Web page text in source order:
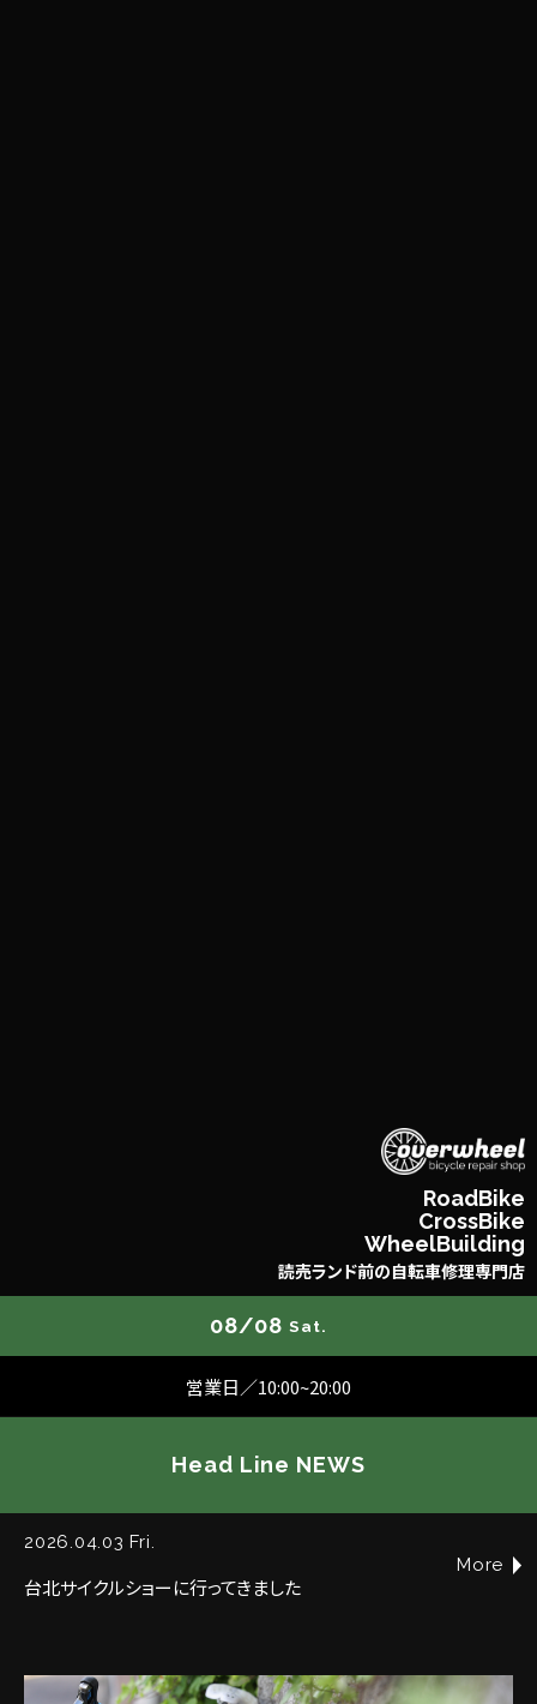
RoadBike
CrossBike
WheelBuilding
読売ランド前の自転車修理専門店
08/08 Sat.
営業日／10:00~20:00
Head Line NEWS
2026.04.03 Fri.
台北サイクルショーに行ってきました
More